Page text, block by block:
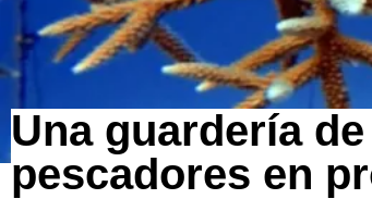
Una guardería
pescadores en